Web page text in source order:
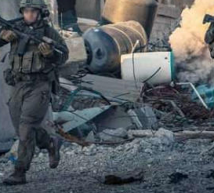
Israel
Israelische Wahlen
die Knesset –